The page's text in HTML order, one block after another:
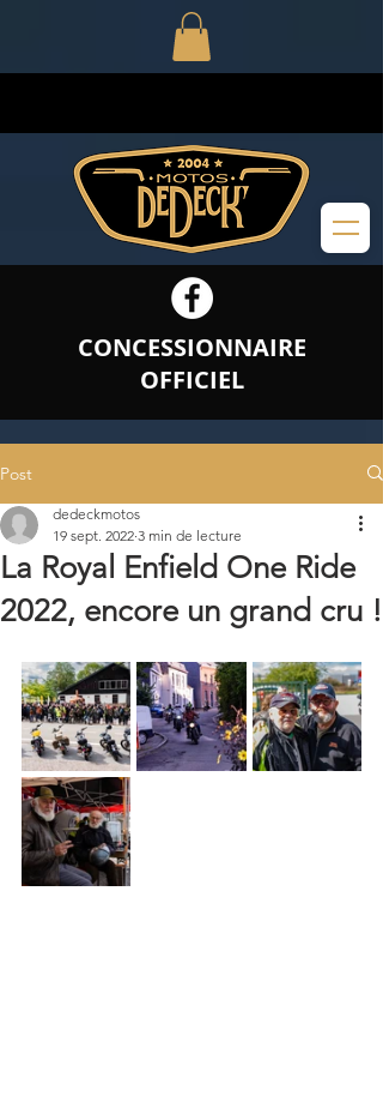
CONCESSIONNAIRE
OFFICIEL
Post
La Royal Enfield One Ride
2022, encore un grand cru !
dedeckmotos
19 sept. 2022 3 min de lecture